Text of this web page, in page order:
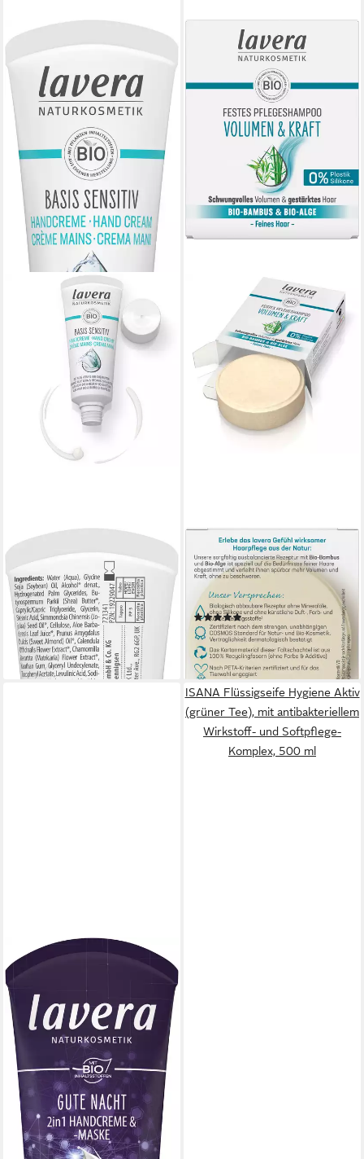
LAVERA
Handcreme Reisegröße basis
sensitive Handcreme
0,99 €
(4,95 €/ 100 ml)
lieferbar - in 2-3 Werktagen bei dir
LAVERA
Festes Haarshampoo Festes
Pflegeshampoo Volumen &
Kraft
(1)
2,99 €
(5,98 €/ 100 g)
lieferbar - in 2-3 Werktagen bei dir
ISANA Flüssigseife Hygiene Aktiv
(grüner Tee), mit antibakteriellem
Wirkstoff- und Softpflege-
Komplex, 500 ml